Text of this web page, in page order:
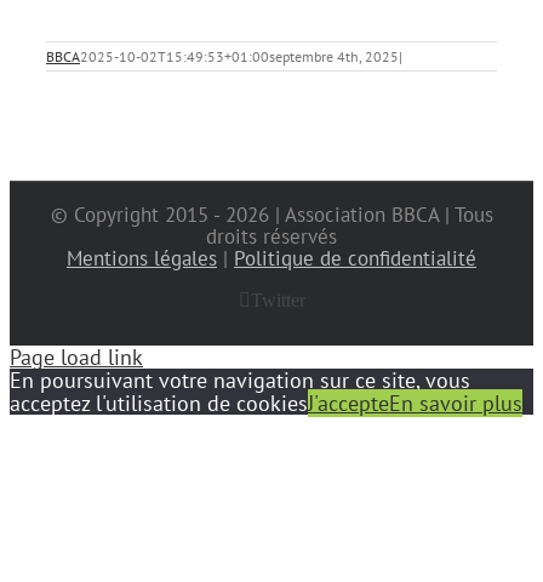
BBCA2025-10-02T15:49:53+01:00septembre 4th, 2025|
© Copyright 2015 - 2026 | Association BBCA | Tous
droits réservés
Mentions légales | Politique de confidentialité
Twitter
Page load link
En poursuivant votre navigation sur ce site, vous
acceptez l'utilisation de cookiesJ'accepteEn savoir plus